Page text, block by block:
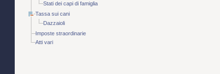
Stati dei capi di famiglia
Tassa sui cani
Dazzaioli
Imposte straordinarie
Atti vari